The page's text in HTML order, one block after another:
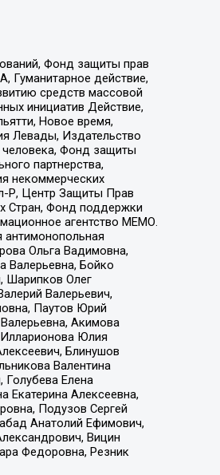
Фонд защиты прав
Гуманитарное действие,
средств массовой
инициатив Действие,
Новое время,
Левады, Издательство
человека, Фонд защиты
партнерства,
некоммерческих
Р, Центр Защиты Прав
Стран, Фонд поддержки
агентство МЕМО.
Ольга Вадимовна,
Валерьевна, Бойко
Шарипков Олег
Валерьевич,
Паутов Юрий
Акимова
Илларионова Юлия
Блинушов
Валентина
Голубева Елена
Екатерина Алексеевна,
Подузов Сергей
Анатолий Ефимович,
Вицин
Федоровна, Резник